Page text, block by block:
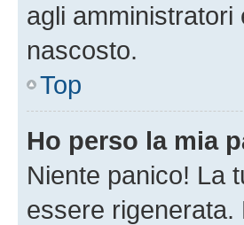
agli
nascosto.
Top
Ho perso la mia
Niente panico! La
essere